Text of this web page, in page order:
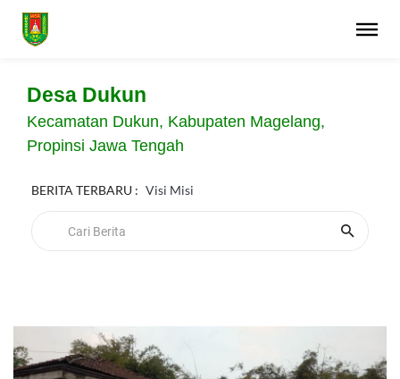
Desa Dukun
Kecamatan Dukun, Kabupaten Magelang,
Propinsi Jawa Tengah
BERITA TERBARU : Visi Misi